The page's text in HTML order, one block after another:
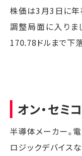
株価は3月3日に年
調整局面に入りま
170.78ドルまで下落
オン・セミ
半導体メーカー。
ロジックデバイス